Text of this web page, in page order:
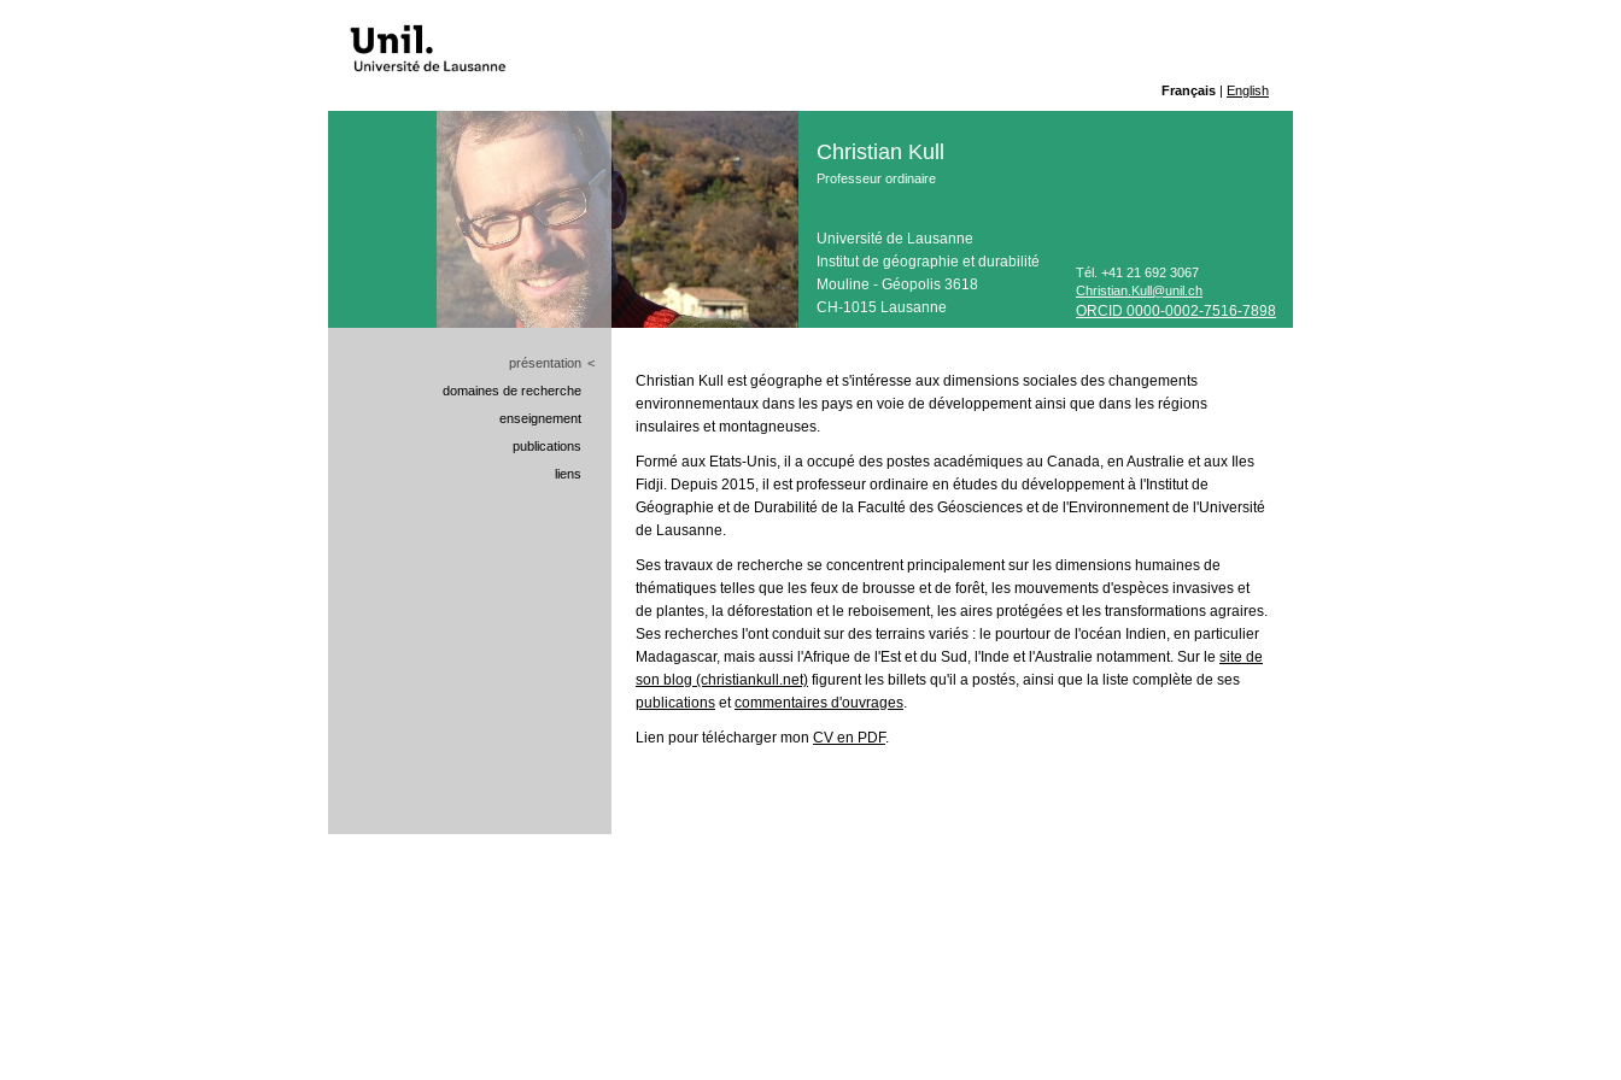
Français | English
Christian Kull
Professeur ordinaire
Université de Lausanne
Institut de géographie et durabilité
Mouline - Géopolis 3618
CH-1015 Lausanne
Tél. +41 21 692 3067
Christian.Kull@unil.ch
ORCID 0000-0002-7516-7898
présentation
domaines de recherche
enseignement
publications
liens
<
Christian Kull est géographe et s'intéresse aux dimensions sociales des changements
environnementaux dans les pays en voie de développement ainsi que dans les régions
insulaires et montagneuses.
Formé aux Etats-Unis, il a occupé des postes académiques au Canada, en Australie et aux Iles
Fidji. Depuis 2015, il est professeur ordinaire en études du développement à l'Institut de
Géographie et de Durabilité de la Faculté des Géosciences et de l'Environnement de l'Université
de Lausanne.
Ses travaux de recherche se concentrent principalement sur les dimensions humaines de
thématiques telles que les feux de brousse et de forêt, les mouvements d'espèces invasives et
de plantes, la déforestation et le reboisement, les aires protégées et les transformations agraires.
Ses recherches l'ont conduit sur des terrains variés : le pourtour de l'océan Indien, en particulier
Madagascar, mais aussi l'Afrique de l'Est et du Sud, l'Inde et l'Australie notamment. Sur le site de
son blog (christiankull.net) figurent les billets qu'il a postés, ainsi que la liste complète de ses
publications etcommentaires d'ouvrages.
Lien pour télécharger mon CV en PDF.